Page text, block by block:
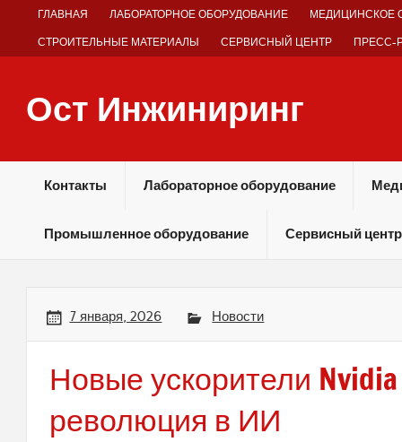
ГЛАВНАЯ ЛАБОРАТОРНОЕ ОБОРУДОВАНИЕ МЕДИЦИНСКОЕ
СТРОИТЕЛЬНЫЕ МАТЕРИАЛЫ СЕРВИСНЫЙ ЦЕНТР ПРЕСС-
Ост Инжиниринг
Контакты Лабораторное оборудование
Промышленное оборудование Сервисный центр
7 января, 2026 Новости
Новые ускорители
революция в ИИ